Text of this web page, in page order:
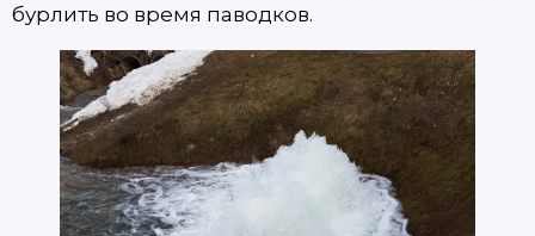
бурлить во время паводков.